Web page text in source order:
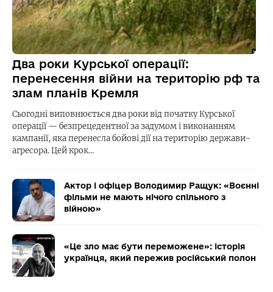
Два роки Курської операції:
перенесення війни на територію рф та
злам планів Кремля
Сьогодні виповнюється два роки від початку Курської
операції — безпрецедентної за задумом і виконанням
кампанії, яка перенесла бойові дії на територію держави-
агресора. Цей крок…
Актор і офіцер Володимир Ращук: «Воєнні
фільми не мають нічого спільного з
війною»
«Це зло має бути переможене»: історія
українця, який пережив російський полон